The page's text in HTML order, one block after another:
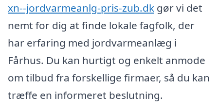
xn--jordvarmeanlg-pris-zub.dk gør vi det
nemt for dig at finde lokale fagfolk, der
har erfaring med jordvarmeanlæg i
Fårhus. Du kan hurtigt og enkelt anmode
om tilbud fra forskellige firmaer, så du kan
træffe en informeret beslutning.